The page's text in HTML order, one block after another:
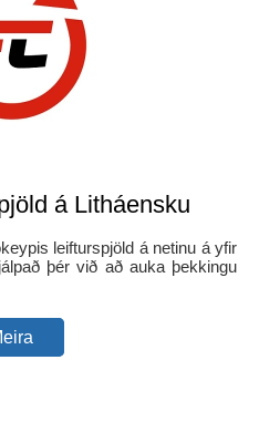
á Litháensku
leifturspjöld á netinu á yfir
þér við að auka þekkingu